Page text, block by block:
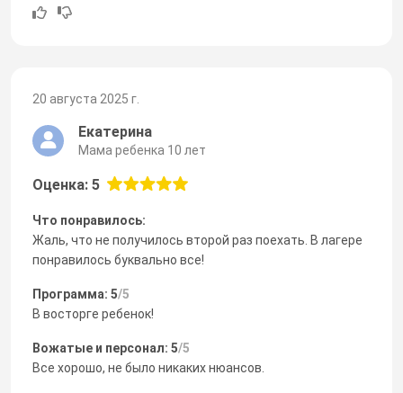
20 августа 2025 г.
Екатерина
Мама ребенка 10 лет
Оценка: 5
Что понравилось:
Жаль, что не получилось второй раз поехать. В лагере
понравилось буквально все!
Программа: 5/5
В восторге ребенок!
Вожатые и персонал: 5/5
Все хорошо, не было никаких нюансов.